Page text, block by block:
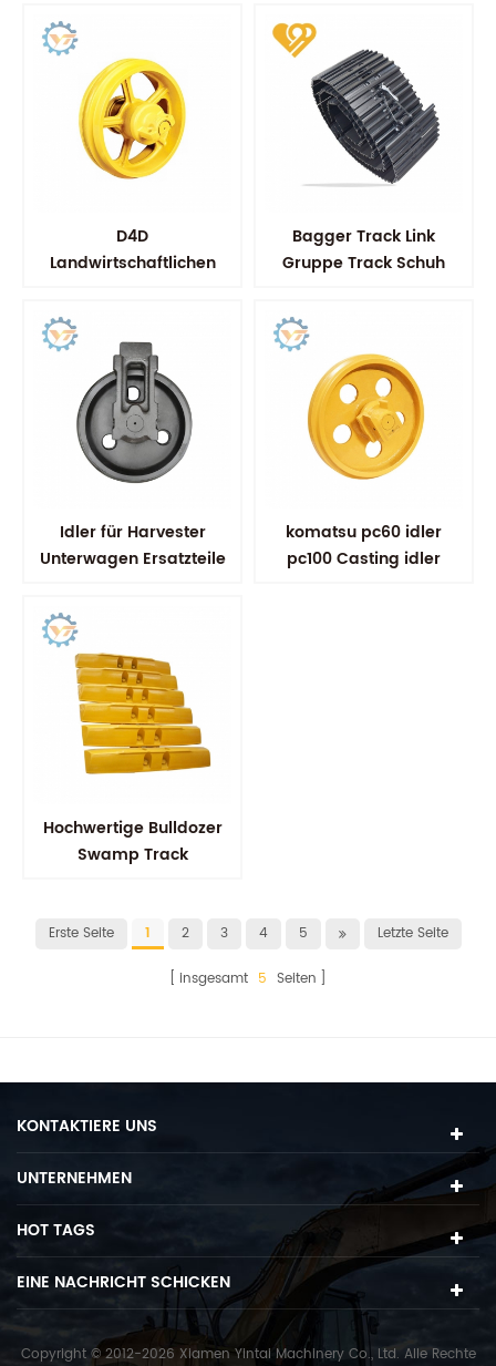
D4D
Landwirtschaftlichen
Harvester Unterwagen
Vordere Idler
Bagger Track Link
Gruppe Track Schuh
Idler für Harvester
Unterwagen Ersatzteile
komatsu pc60 idler
pc100 Casting idler
Hochwertige Bulldozer
Swamp Track
Erste Seite 1 2 3 4 5 Letzte Seite
insgesamt 5 Seiten
KONTAKTIERE UNS
UNTERNEHMEN
HOT TAGS
EINE NACHRICHT SCHICKEN
Copyright © 2012-2026 Xiamen Yintai Machinery Co., Ltd. Alle Rechte